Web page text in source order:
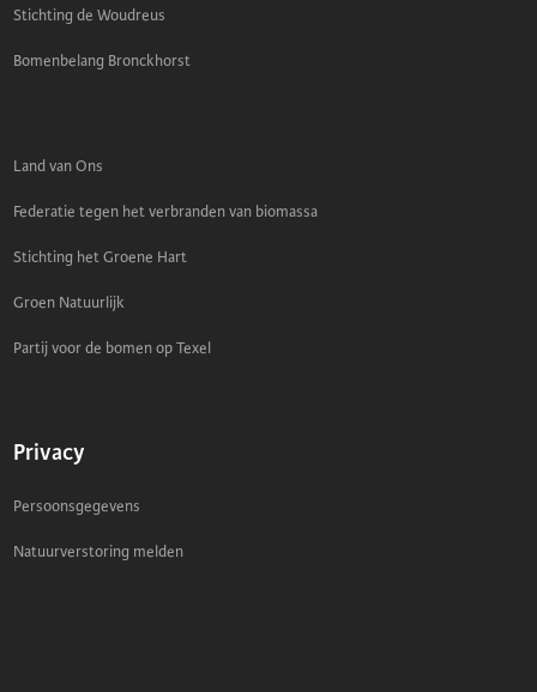
Stichting de Woudreus
Bomenbelang Bronckhorst
Land van Ons
Federatie tegen het verbranden van biomassa
Stichting het Groene Hart
Groen Natuurlijk
Partij voor de bomen op Texel
Privacy
Persoonsgegevens
Natuurverstoring melden